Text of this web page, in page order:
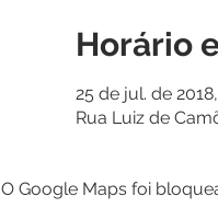
Horário
25 de jul. de
Rua Luiz de
O Google Maps foi